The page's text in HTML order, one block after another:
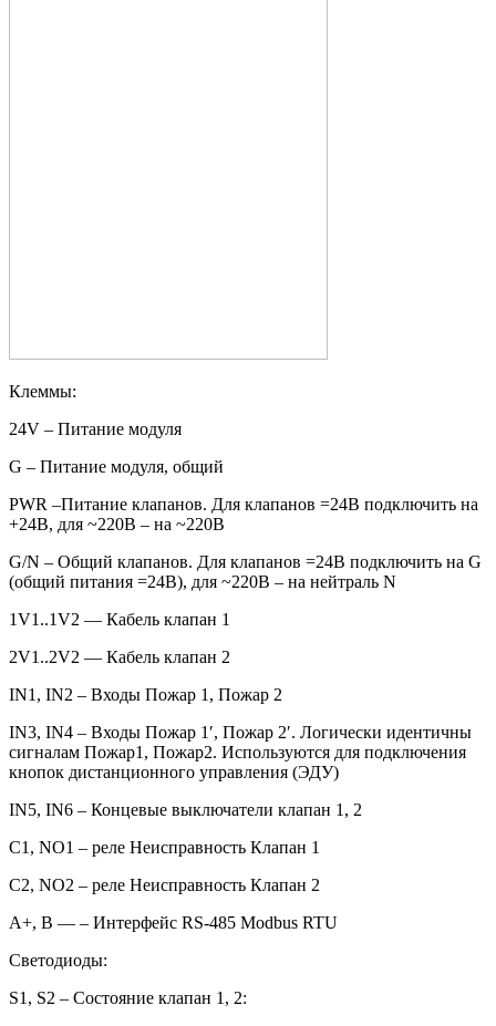
Клеммы:
24V – Питание модуля
G – Питание модуля, общий
PWR –Питание клапанов. Для клапанов =24В подключить на
+24В, для ~220В – на ~220В
G/N – Общий клапанов. Для клапанов =24В подключить на G
(общий питания =24В), для ~220В – на нейтраль N
1V1..1V2 — Кабель клапан 1
2V1..2V2 — Кабель клапан 2
IN1, IN2 – Входы Пожар 1, Пожар 2
IN3, IN4 – Входы Пожар 1′, Пожар 2′. Логически идентичны
сигналам Пожар1, Пожар2. Используются для подключения
кнопок дистанционного управления (ЭДУ)
IN5, IN6 – Концевые выключатели клапан 1, 2
C1, NO1 – реле Неисправность Клапан 1
C2, NO2 – реле Неисправность Клапан 2
A+, B — – Интерфейс RS-485 Modbus RTU
Светодиоды:
S1, S2 – Состояние клапан 1, 2: